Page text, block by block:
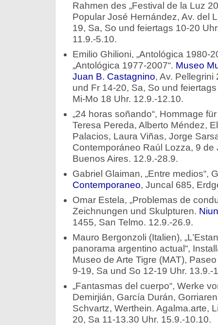
Rahmen des „Festival de la Luz
Popular José Hernández, Av. del
19, Sa, So und feiertags 10-20
11.9.-5.10.
Emilio Ghilioni, „Antológica 1980-
„Antológica 1977-2007“. Museo
Juan B. Castagnino, Av. Pellegrini
und Fr 14-20, Sa, So und
Mi-Mo 18 Uhr. 12.9.-12.10.
„24 horas soñando“, Hommage
Teresa Pereda, Alberto Méndez,
Palacios, Laura Viñas, Jorge
Contemporáneo Raúl Lozza, 9 de
Buenos Aires. 12.9.-28.9.
Gabriel Glaiman, „Entre medios“,
Contemporaneo, Juncal 685,
Omar Estela, „Problemas de
Zeichnungen und Skulpturen.
1455, San Telmo. 12.9.-26.9.
Mauro Bergonzoli (Italien),
panorama argentino actual“,
Museo de Arte Tigre (MAT),
9-19, Sa und So 12-19 Uhr. 13.9.-
„Fantasmas del cuerpo“, Werke
Demirjián, García Durán,
Schvartz, Werthein. Agalma.arte,
20, Sa 11-13.30 Uhr. 15.9.-10.10.